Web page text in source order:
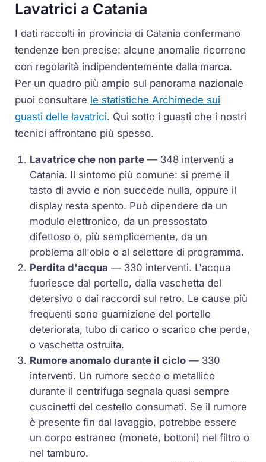
Lavatrici a Catania
I dati raccolti in provincia di Catania confermano
tendenze ben precise: alcune anomalie ricorrono
con regolarità indipendentemente dalla marca.
Per un quadro più ampio sul panorama nazionale
puoi consultare le statistiche Archimede sui
guasti delle lavatrici. Qui sotto i guasti che i nostri
tecnici affrontano più spesso.
Lavatrice che non parte — 348 interventi a
Catania. Il sintomo più comune: si preme il
tasto di avvio e non succede nulla, oppure il
display resta spento. Può dipendere da un
modulo elettronico, da un pressostato
difettoso o, più semplicemente, da un
problema all'oblo o al selettore di programma.
Perdita d'acqua — 330 interventi. L'acqua
fuoriesce dal portello, dalla vaschetta del
detersivo o dai raccordi sul retro. Le cause più
frequenti sono guarnizione del portello
deteriorata, tubo di carico o scarico che perde,
o vaschetta ostruita.
Rumore anomalo durante il ciclo — 330
interventi. Un rumore secco o metallico
durante il centrifuga segnala quasi sempre
cuscinetti del cestello consumati. Se il rumore
è presente fin dal lavaggio, potrebbe essere
un corpo estraneo (monete, bottoni) nel filtro o
nel tamburo.